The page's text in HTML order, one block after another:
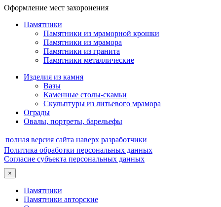
Оформление мест захоронения
Памятники
Памятники из мраморной крошки
Памятники из мрамора
Памятники из гранита
Памятники металлические
Изделия из камня
Вазы
Каменные столы-скамьи
Скульптуры из литьевого мрамора
Ограды
Овалы, портреты, барельефы
полная версия сайта наверх разработчики
Политика обработки персональных данных
Согласие субъекта персональных данных
×
Памятники
Памятники авторские